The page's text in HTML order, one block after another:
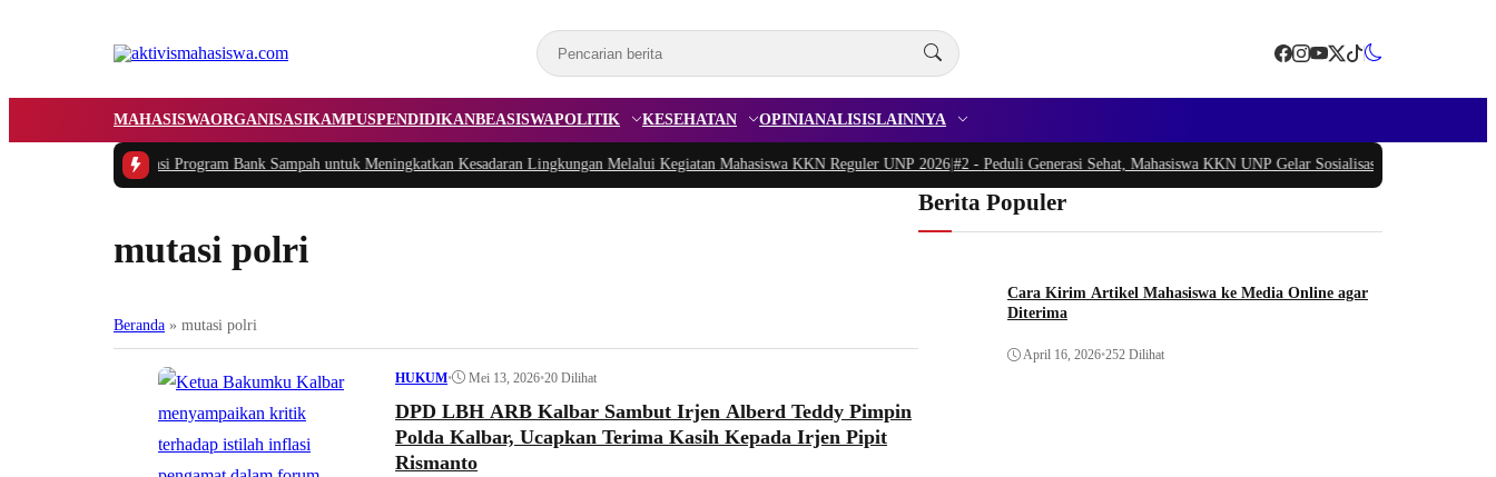
MAHASISWAORGANISASIKAMPUSPENDIDIKANBEASISWAPOLITIK KESEHATAN OPINIANALISISLAINNYA
dan Implementasi Program Bank Sampah untuk Meningkatkan Kesadaran Lingkungan Melalui Kegiatan Mahasiswa KKN Reguler UNP 2026 #2 -Peduli Generasi Sehat, Mahasiswa KKN UNP Gelar Sosialisasi Pencegahan
mutasi polri
Beranda » mutasi polri
HUKUM• Mei 13, 2026•20 Dilihat
DPD LBH ARB Kalbar Sambut Irjen Alberd Teddy Pimpin
Polda Kalbar, Ucapkan Terima Kasih Kepada Irjen Pipit
Rismanto
Berita Populer
Cara Kirim Artikel Mahasiswa ke Media Online agar
Diterima
April 16, 2026•252 Dilihat